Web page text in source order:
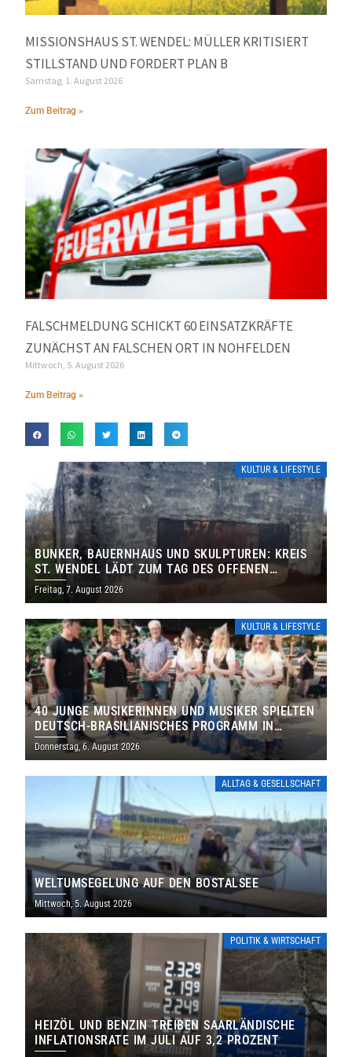
MISSIONSHAUS ST. WENDEL: MÜLLER KRITISIERT
STILLSTAND UND FORDERT PLAN B
Samstag, 1. August 2026
Zum Beitrag »
FALSCHMELDUNG SCHICKT 60 EINSATZKRÄFTE
ZUNÄCHST AN FALSCHEN ORT IN NOHFELDEN
Mittwoch, 5. August 2026
Zum Beitrag »
KULTUR & LIFESTYLE
BUNKER, BAUERNHAUS UND SKULPTUREN: KREIS
ST. WENDEL LÄDT ZUM TAG DES OFFENEN
DENKMALS EIN
Freitag, 7. August 2026
KULTUR & LIFESTYLE
40 JUNGE MUSIKERINNEN UND MUSIKER SPIELTEN
DEUTSCH-BRASILIANISCHES PROGRAMM IN
THOLEY
Donnerstag, 6. August 2026
ALLTAG & GESELLSCHAFT
WELTUMSEGELUNG AUF DEN BOSTALSEE
Mittwoch, 5. August 2026
POLITIK & WIRTSCHAFT
HEIZÖL UND BENZIN TREIBEN SAARLÄNDISCHE
INFLATIONSRATE IM JULI AUF 3,2 PROZENT